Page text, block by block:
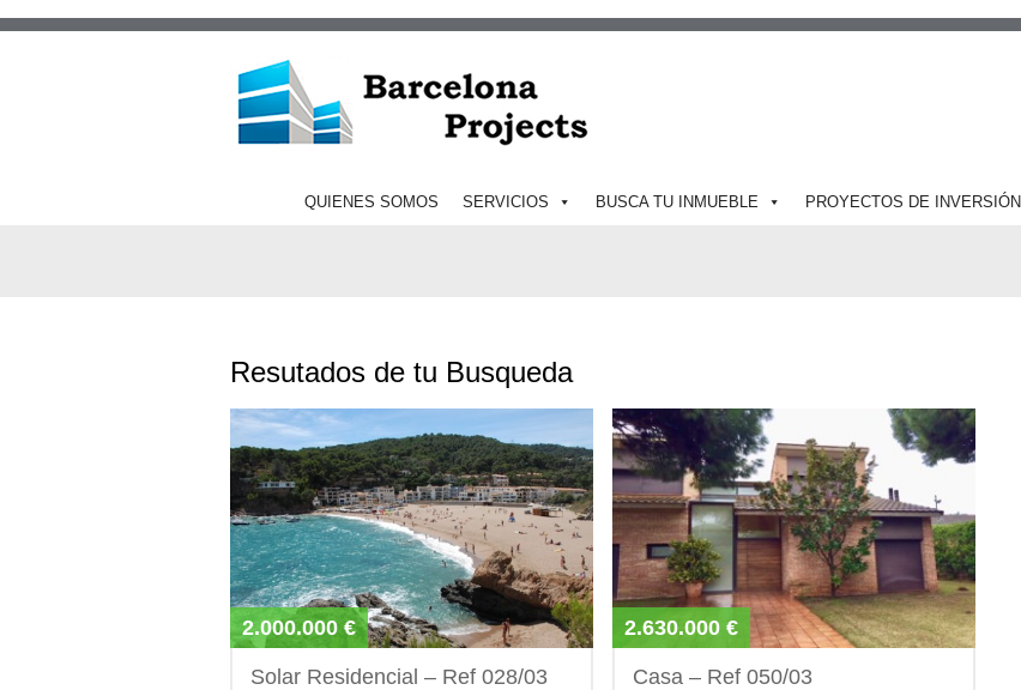
QUIENES SOMOS SERVICIOS BUSCA TU INMUEBLE PROYECTOS DE INVERSIÓN
Resutados de tu Busqueda
2.000.000 €
Solar Residencial – Ref 028/03
2.630.000 €
Casa – Ref 050/03